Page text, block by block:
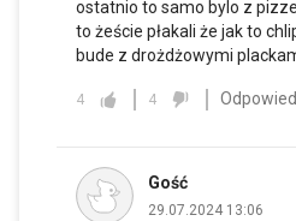
ostatnio to samo bylo z
to żeście płakali że jak to
bude z drożdżowymi
4 4
Gość
29.07.2024 13:06